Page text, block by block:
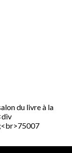
du livre à la